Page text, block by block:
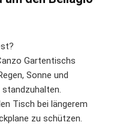
Gartentischs
Sonne und
Tisch bei längerem
zu schützen.